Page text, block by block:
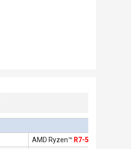
AMD Ryzen™ R7-5800H